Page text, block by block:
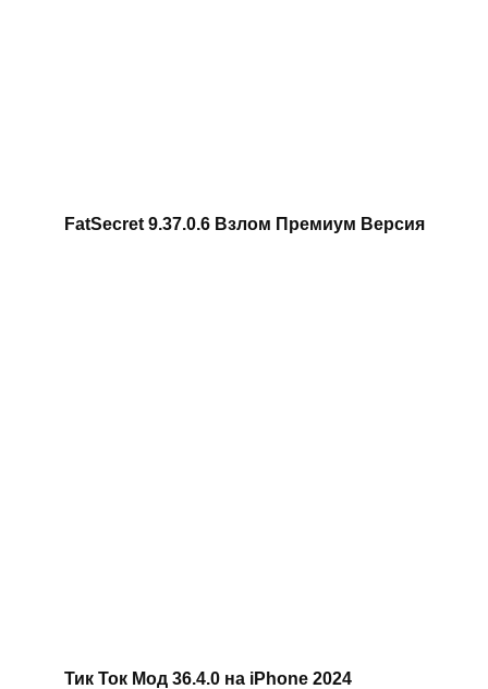
FatSecret 9.37.0.6 Взлом Премиум Версия
Тик Ток Мод 36.4.0 на iPhone 2024